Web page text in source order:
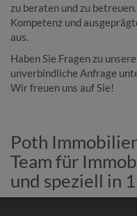
zu beraten und zu
Kompetenz und
aus.
Haben Sie Fragen zu
unverbindliche Anfrage
Wir freuen uns auf Sie!
Poth
Team für
und speziell in